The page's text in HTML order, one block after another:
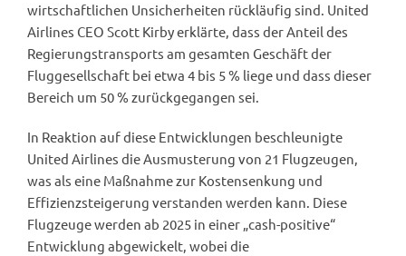
wirtschaftlichen Unsicherheiten rückläufig sind. United
Airlines CEO Scott Kirby erklärte, dass der Anteil des
Regierungstransports am gesamten Geschäft der
Fluggesellschaft bei etwa 4 bis 5 % liege und dass dieser
Bereich um 50 % zurückgegangen sei.
In Reaktion auf diese Entwicklungen beschleunigte
United Airlines die Ausmusterung von 21 Flugzeugen,
was als eine Maßnahme zur Kostensenkung und
Effizienzsteigerung verstanden werden kann. Diese
Flugzeuge werden ab 2025 in einer „cash-positive“
Entwicklung abgewickelt, wobei die